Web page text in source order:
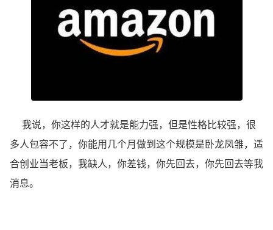
我说，你这样的人才就是能力强，但是性格比较强，很
多人包容不了，你能用几个月做到这个规模是卧龙凤雏，适
合创业当老板，我缺人，你差钱，你先回去，你先回去等我
消息。